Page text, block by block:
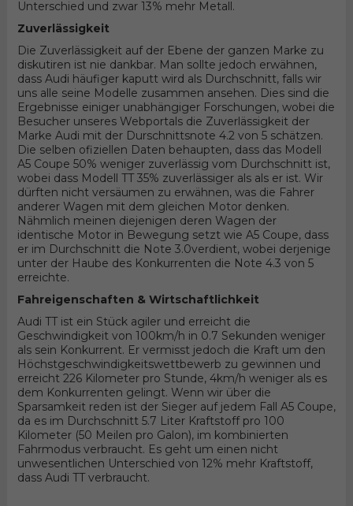
Unterschied und zwar 13% mehr Metall.
Zuverlässigkeit
Die Zuverlässigkeit auf der Ebene der ganzen Marke zu
diskutiren ist nie dankbar. Man sollte jedoch erwähnen,
dass Audi häufiger kaputt wird als Durchschnitt, falls wir
uns alle seine Modelle zusammen ansehen. Dies sind die
Ergebnisse einiger unabhängiger Forschungen, wobei die
Besucher unseres Webportals die Zuverlässigkeit der
Marke Audi mit der Durschnittsnote 4.2 von 5 schätzen.
Die selben ofiziellen Daten behaupten, dass das Modell
A5 Coupe 50% weniger zuverlässig vom Durchschnitt ist,
wobei dass Modell TT 35% zuverlässiger als als er ist. Wir
dürften nicht versäumen zu erwähnen, was die Fahrer
anderer Wagen mit dem gleichen Motor denken.
Nähmlich meinen diejenigen deren Wagen der
identische Motor in Bewegung setzt wie A5 Coupe, dass
er im Durchschnitt die Note 3.0verdient, wobei derjenige
unter der Haube des Konkurrenten die Note 4.3 von 5
erreichte.
Fahreigenschaften & Wirtschaftlichkeit
Audi TT ist ein Stück agiler und erreicht die
Geschwindigkeit von 100km/h in 0.7 Sekunden weniger
als sein Konkurrent. Er vermisst jedoch die Kraft um den
Höchstgeschwindigkeitswettbewerb zu gewinnen und
erreicht 226 Kilometer pro Stunde, 4km/h weniger als es
dem Konkurrenten gelingt. Wenn wir über die
Sparsamkeit reden ist der Sieger auf jedem Fall A5 Coupe,
da es im Durchschnitt 5.7 Liter Kraftstoff pro 100
Kilometer (50 Meilen pro Galon), im kombinierten
Fahrmodus verbraucht. Es geht um einen nicht
unwesentlichen Unterschied von 12% mehr Kraftstoff,
dass Audi TT verbraucht.